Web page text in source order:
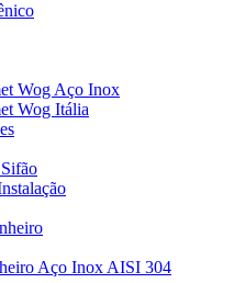
Wog Aço Inox
Wog Itália
Aço Inox AISI 304